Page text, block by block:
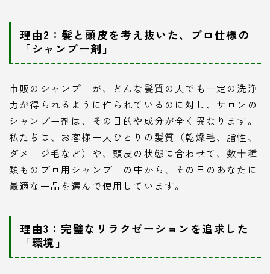
理由2：髪と頭皮を考え抜いた、プロ仕様の
「シャンプー剤」
市販のシャンプーが、どんな髪質の人でも一定の洗浄
力が得られるように作られているのに対し、サロンの
シャンプー剤は、その目的や成分が全く異なります。
私たちは、お客様一人ひとりの髪質（乾燥毛、脂性、
ダメージ毛など）や、頭皮の状態に合わせて、数十種
類ものプロ用シャンプーの中から、その日のあなたに
最適な一品を選んで使用しています。
理由3：完璧なリラクゼーションを追求した
「環境」